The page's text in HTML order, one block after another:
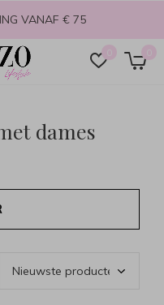
0 0
VANAF € 75
dames